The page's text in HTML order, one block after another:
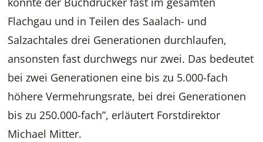
Flachgau und in Teilen des Saalach- und
Salzachtales drei Generationen durchlaufen,
ansonsten fast durchwegs nur zwei. Das bedeutet
bei zwei Generationen eine bis zu 5.000-fach
höhere Vermehrungsrate, bei drei Generationen
bis zu 250.000-fach”, erläutert Forstdirektor
Michael Mitter.